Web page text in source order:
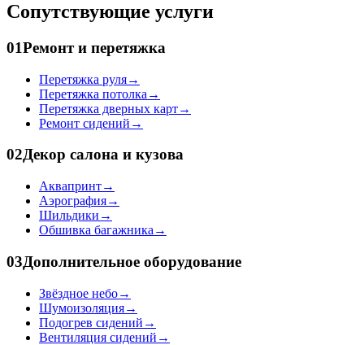
Сопутствующие услуги
01Ремонт и перетяжка
Перетяжка руля→
Перетяжка потолка →
Перетяжка дверных карт→
Ремонт сидений →
02Декор салона и кузова
Аквапринт→
Аэрография→
Шильдики →
Обшивка багажника →
03Дополнительное оборудование
Звёздное небо→
Шумоизоляция→
Подогрев сидений →
Вентиляция сидений →